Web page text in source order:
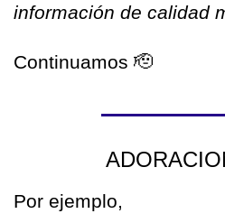
información de calidad
Continuamos 🫡
Por ejemplo,